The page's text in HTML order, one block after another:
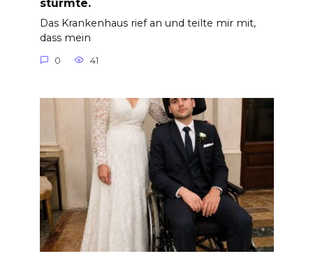
stürmte.
Das Krankenhaus rief an und teilte mir mit,
dass mein
0 41